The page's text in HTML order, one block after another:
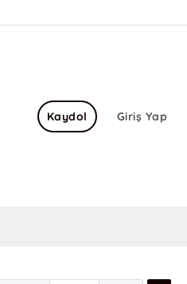
Giriş Yap
Kaydol